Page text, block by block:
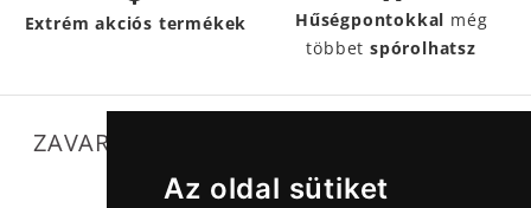
Az oldal sütiket
Extrém akciós termékek Hűségpontokkal még
többetspórolhatsz
ZAVARTALAN MŰKÖDÉSÜNKET SEGÍTIK